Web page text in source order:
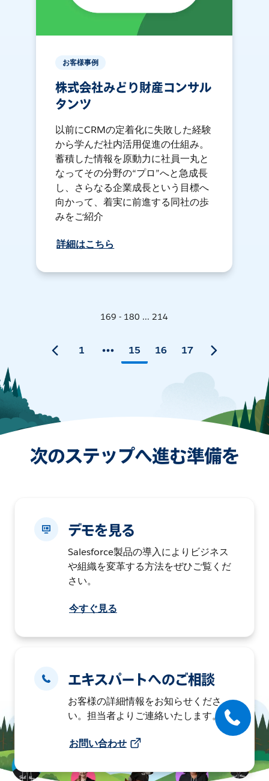
お客様事例
株式会社みどり財産コンサル
タンツ
以前にCRMの定着化に失敗した経験
から学んだ社内活用促進の仕組み。
蓄積した情報を原動力に社員一丸と
なってその分野の“プロ”へと急成長
し、さらなる企業成長という目標へ
向かって、着実に前進する同社の歩
みをご紹介
詳細はこちら
169 - 180 ... 214
1 15 16 17
次のステップへ進む準備を
デモを見る
Salesforce製品の導入によりビジネス
や組織を変革する方法をぜひご覧くだ
さい。
今すぐ見る
エキスパートへのご相談
お客様の詳細情報をお知らせくださ
い。担当者よりご連絡いたします。
お問い合わせ